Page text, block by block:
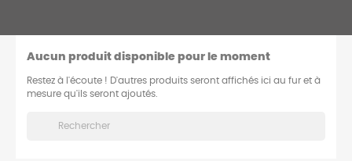
Aucun produit disponible pour le moment
Restez à l'écoute ! D'autres produits seront affichés ici au fur et à
mesure qu'ils seront ajoutés.